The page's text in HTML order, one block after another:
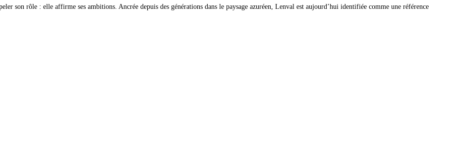
son rôle : elle affirme ses ambitions. Ancrée depuis des générations dans le paysage azuréen, Lenval est aujourd’hui identifiée comme une référence